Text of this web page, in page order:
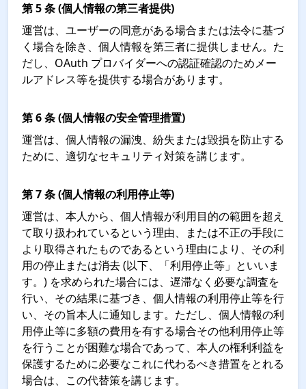
第 5 条 (個人情報の第三者提供)
運営は、ユーザーの同意がある場合または法令に基づ
く場合を除き、個人情報を第三者に提供しません。た
だし、OAuth プロバイダーへの認証確認のためメー
ルアドレス等を提供する場合があります。
第 6 条 (個人情報の安全管理措置)
運営は、個人情報の漏洩、紛失または毀損を防止する
ために、適切なセキュリティ対策を講じます。
第 7 条 (個人情報の利用停止等)
運営は、本人から、個人情報が利用目的の範囲を超え
て取り扱われているという理由、または不正の手段に
より取得されたものであるという理由により、その利
用の停止または消去 (以下、「利用停止等」といいま
す。) を求められた場合には、遅滞なく必要な調査を
行い、その結果に基づき、個人情報の利用停止等を行
い、その旨本人に通知します。ただし、個人情報の利
用停止等に多額の費用を有する場合その他利用停止等
を行うことが困難な場合であって、本人の権利利益を
保護するために必要なこれに代わるべき措置をとれる
場合は、この代替策を講じます。